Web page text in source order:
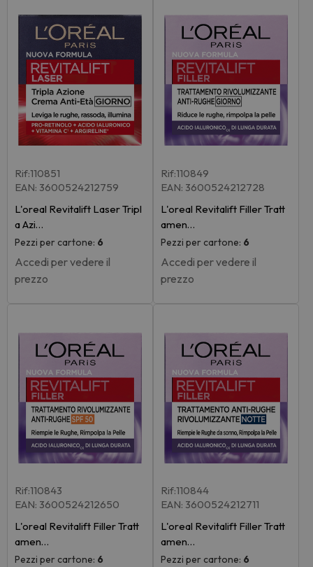
Rif:110851
EAN: 3600524212759
L'oreal Revitalift Laser Tripl
a Azi…
Pezzi per cartone: 6
Accedi per vedere il
prezzo
Rif:110849
EAN: 3600524212728
L'oreal Revitalift Filler Tratt
amen…
Pezzi per cartone: 6
Accedi per vedere il
prezzo
Rif:110843
EAN: 3600524212650
L'oreal Revitalift Filler Tratt
amen…
Pezzi per cartone: 6
Rif:110844
EAN: 3600524212711
L'oreal Revitalift Filler Tratt
amen…
Pezzi per cartone: 6